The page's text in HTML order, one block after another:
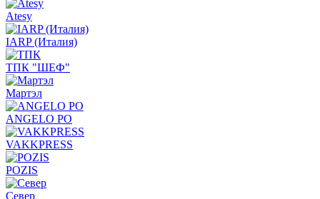
Atesy
IARP (Италия)
ТПК "ШЕФ"
Мартэл
ANGELO PO
VAKKPRESS
POZIS
Север